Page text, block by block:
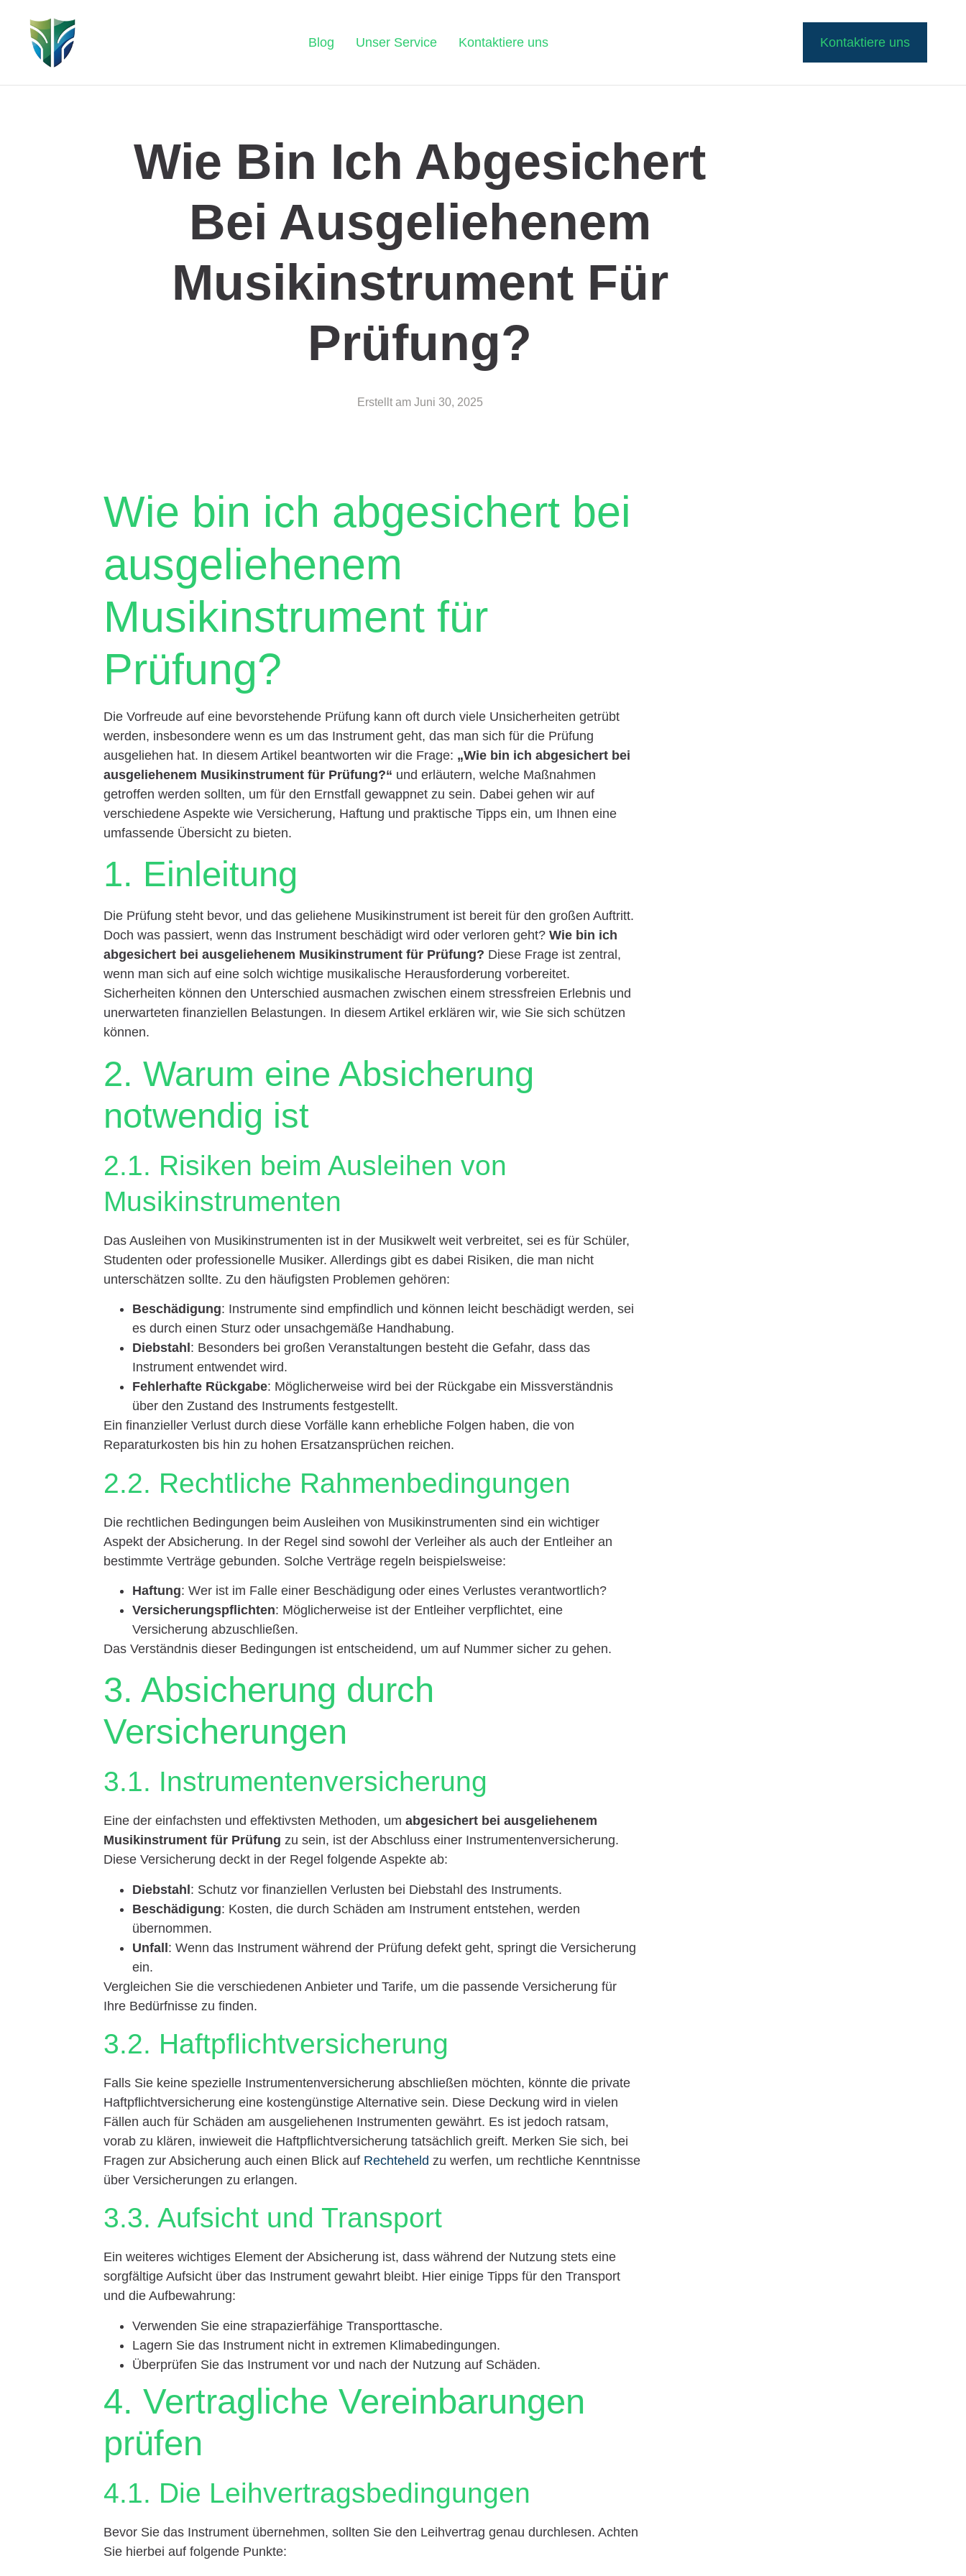
Blog Unser Service Kontaktiere uns Kontaktiere uns
Wie Bin Ich Abgesichert
Bei Ausgeliehenem
Musikinstrument Für
Prüfung?
Erstellt am Juni 30, 2025
Wie bin ich abgesichert bei
ausgeliehenem
Musikinstrument für
Prüfung?
Die Vorfreude auf eine bevorstehende Prüfung kann oft durch viele Unsicherheiten getrübt
werden, insbesondere wenn es um das Instrument geht, das man sich für die Prüfung
ausgeliehen hat. In diesem Artikel beantworten wir die Frage: „Wie bin ich abgesichert bei
ausgeliehenem Musikinstrument für Prüfung?“ und erläutern, welche Maßnahmen
getroffen werden sollten, um für den Ernstfall gewappnet zu sein. Dabei gehen wir auf
verschiedene Aspekte wie Versicherung, Haftung und praktische Tipps ein, um Ihnen eine
umfassende Übersicht zu bieten.
1. Einleitung
Die Prüfung steht bevor, und das geliehene Musikinstrument ist bereit für den großen Auftritt.
Doch was passiert, wenn das Instrument beschädigt wird oder verloren geht?Wie bin ich
abgesichert bei ausgeliehenem Musikinstrument für Prüfung? Diese Frage ist zentral,
wenn man sich auf eine solch wichtige musikalische Herausforderung vorbereitet.
Sicherheiten können den Unterschied ausmachen zwischen einem stressfreien Erlebnis und
unerwarteten finanziellen Belastungen. In diesem Artikel erklären wir, wie Sie sich schützen
können.
2. Warum eine Absicherung
notwendig ist
2.1. Risiken beim Ausleihen von
Musikinstrumenten
Das Ausleihen von Musikinstrumenten ist in der Musikwelt weit verbreitet, sei es für Schüler,
Studenten oder professionelle Musiker. Allerdings gibt es dabei Risiken, die man nicht
unterschätzen sollte. Zu den häufigsten Problemen gehören:
Beschädigung: Instrumente sind empfindlich und können leicht beschädigt werden, sei
es durch einen Sturz oder unsachgemäße Handhabung.
Diebstahl : Besonders bei großen Veranstaltungen besteht die Gefahr, dass das
Instrument entwendet wird.
Fehlerhafte Rückgabe: Möglicherweise wird bei der Rückgabe ein Missverständnis
über den Zustand des Instruments festgestellt.
Ein finanzieller Verlust durch diese Vorfälle kann erhebliche Folgen haben, die von
Reparaturkosten bis hin zu hohen Ersatzansprüchen reichen.
2.2. Rechtliche Rahmenbedingungen
Die rechtlichen Bedingungen beim Ausleihen von Musikinstrumenten sind ein wichtiger
Aspekt der Absicherung. In der Regel sind sowohl der Verleiher als auch der Entleiher an
bestimmte Verträge gebunden. Solche Verträge regeln beispielsweise:
Haftung: Wer ist im Falle einer Beschädigung oder eines Verlustes verantwortlich?
Versicherungspflichten: Möglicherweise ist der Entleiher verpflichtet, eine
Versicherung abzuschließen.
Das Verständnis dieser Bedingungen ist entscheidend, um auf Nummer sicher zu gehen.
3. Absicherung durch
Versicherungen
3.1. Instrumentenversicherung
Eine der einfachsten und effektivsten Methoden, umabgesichert bei ausgeliehenem
Musikinstrument für Prüfung zu sein, ist der Abschluss einer Instrumentenversicherung.
Diese Versicherung deckt in der Regel folgende Aspekte ab:
Diebstahl: Schutz vor finanziellen Verlusten bei Diebstahl des Instruments.
Beschädigung: Kosten, die durch Schäden am Instrument entstehen, werden
übernommen.
Unfall: Wenn das Instrument während der Prüfung defekt geht, springt die Versicherung
ein.
Vergleichen Sie die verschiedenen Anbieter und Tarife, um die passende Versicherung für
Ihre Bedürfnisse zu finden.
3.2. Haftpflichtversicherung
Falls Sie keine spezielle Instrumentenversicherung abschließen möchten, könnte die private
Haftpflichtversicherung eine kostengünstige Alternative sein. Diese Deckung wird in vielen
Fällen auch für Schäden am ausgeliehenen Instrumenten gewährt. Es ist jedoch ratsam,
vorab zu klären, inwieweit die Haftpflichtversicherung tatsächlich greift. Merken Sie sich, bei
Fragen zur Absicherung auch einen Blick auf Rechteheld zu werfen, um rechtliche Kenntnisse
über Versicherungen zu erlangen.
3.3. Aufsicht und Transport
Ein weiteres wichtiges Element der Absicherung ist, dass während der Nutzung stets eine
sorgfältige Aufsicht über das Instrument gewahrt bleibt. Hier einige Tipps für den Transport
und die Aufbewahrung:
Verwenden Sie eine strapazierfähige Transporttasche.
Lagern Sie das Instrument nicht in extremen Klimabedingungen.
Überprüfen Sie das Instrument vor und nach der Nutzung auf Schäden.
4. Vertragliche Vereinbarungen
prüfen
4.1. Die Leihvertragsbedingungen
Bevor Sie das Instrument übernehmen, sollten Sie den Leihvertrag genau durchlesen. Achten
Sie hierbei auf folgende Punkte: